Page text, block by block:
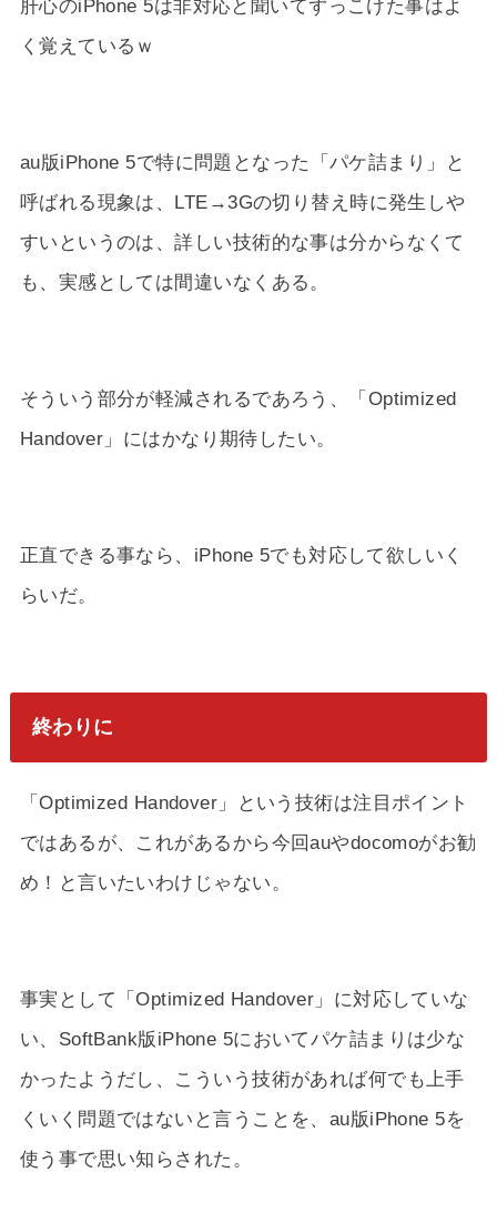
肝心のiPhone 5は非対応と聞いてずっこけた事はよ
く覚えているｗ
au版iPhone 5で特に問題となった「パケ詰まり」と
呼ばれる現象は、LTE→3Gの切り替え時に発生しや
すいというのは、詳しい技術的な事は分からなくて
も、実感としては間違いなくある。
そういう部分が軽減されるであろう、「Optimized
Handover」にはかなり期待したい。
正直できる事なら、iPhone 5でも対応して欲しいく
らいだ。
終わりに
「Optimized Handover」という技術は注目ポイント
ではあるが、これがあるから今回auやdocomoがお勧
め！と言いたいわけじゃない。
事実として「Optimized Handover」に対応していな
い、SoftBank版iPhone 5においてパケ詰まりは少な
かったようだし、こういう技術があれば何でも上手
くいく問題ではないと言うことを、au版iPhone 5を
使う事で思い知らされた。